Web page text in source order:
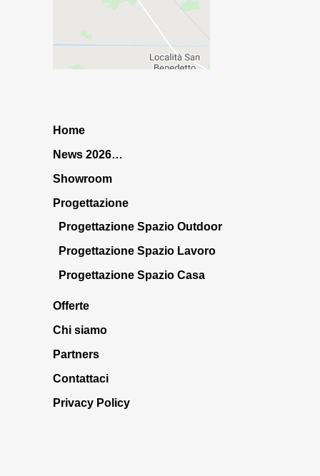
Home
News 2026…
Showroom
Progettazione
Progettazione Spazio Outdoor
Progettazione Spazio Lavoro
Progettazione Spazio Casa
Offerte
Chi siamo
Partners
Contattaci
Privacy Policy